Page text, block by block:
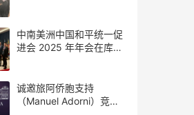
中南美洲中国和平统一促
进会 2025 年年会在库拉
诚邀旅阿侨胞支持
（Manuel Adorni）竞选